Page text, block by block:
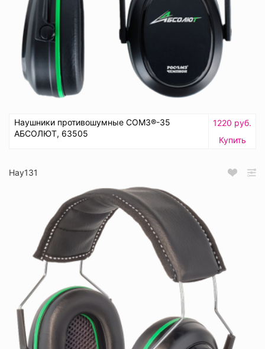
Наушники противошумные СОМЗ®-35
АБСОЛЮТ, 63505
1220 руб.
Купить
Нау131